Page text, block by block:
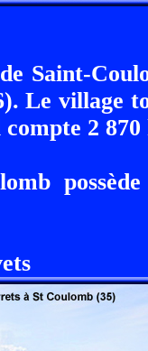
Saint-
Le village
2